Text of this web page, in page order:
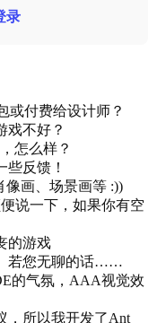
录
或付费给设计师？
戏不好？
怎么样？
反馈！
像画、场景画等 :))
说一下，如果你有空
的游戏
若您无聊的话……
的气氛，AAA视觉效
，所以我开发了Ant